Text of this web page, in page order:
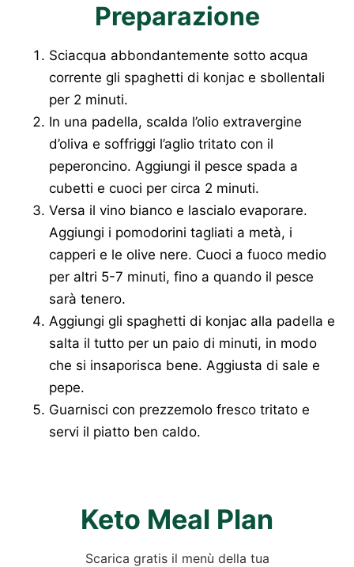
Preparazione
Sciacqua abbondantemente sotto acqua
corrente gli spaghetti di konjac e sbollentali
per 2 minuti.
In una padella, scalda l’olio extravergine
d’oliva e soffriggi l’aglio tritato con il
peperoncino. Aggiungi il pesce spada a
cubetti e cuoci per circa 2 minuti.
Versa il vino bianco e lascialo evaporare.
Aggiungi i pomodorini tagliati a metà, i
capperi e le olive nere. Cuoci a fuoco medio
per altri 5-7 minuti, fino a quando il pesce
sarà tenero.
Aggiungi gli spaghetti di konjac alla padella e
salta il tutto per un paio di minuti, in modo
che si insaporisca bene. Aggiusta di sale e
pepe.
Guarnisci con prezzemolo fresco tritato e
servi il piatto ben caldo.
Keto Meal Plan
Scarica gratis il menù della tua